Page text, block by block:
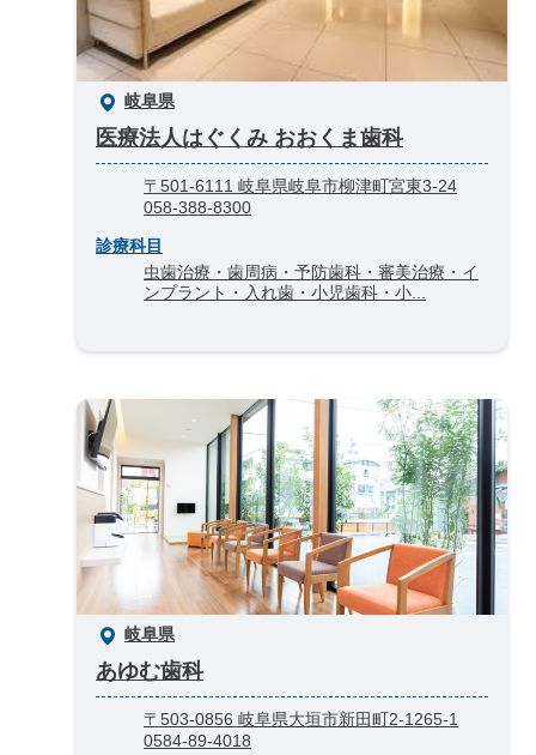
岐阜県
医療法人はぐくみ おおくま歯科
〒501-6111 岐阜県岐阜市柳津町宮東3-24
058-388-8300
診療科目
虫歯治療・歯周病・予防歯科・審美治療・イ
ンプラント・入れ歯・小児歯科・小...
岐阜県
あゆむ歯科
〒503-0856 岐阜県大垣市新田町2-1265-1
0584-89-4018